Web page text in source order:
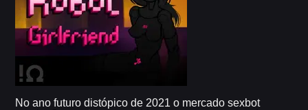
No ano futuro distópico de 2021 o mercado sexbot